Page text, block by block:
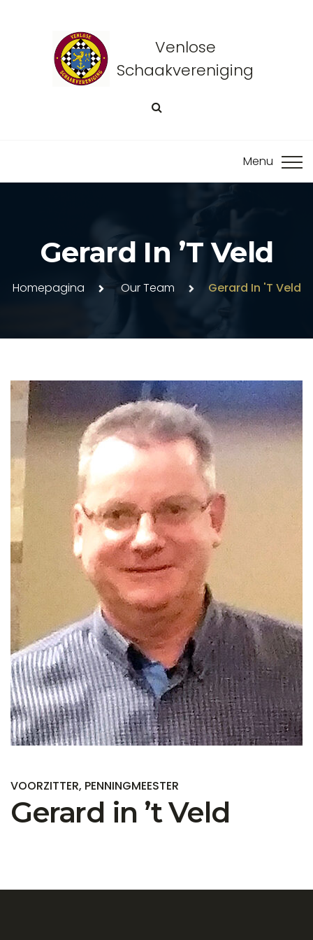
Venlose
Schaakvereniging
Gerard In ’t Veld
Homepagina Our Team Gerard In 't Veld
VOORZITTER, PENNINGMEESTER
Gerard in ’t Veld